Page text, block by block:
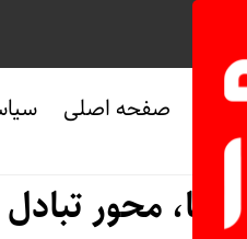
صفحه اصلی
ها، محور